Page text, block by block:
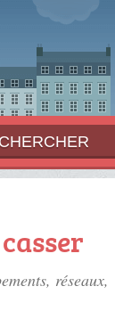
réseaux,